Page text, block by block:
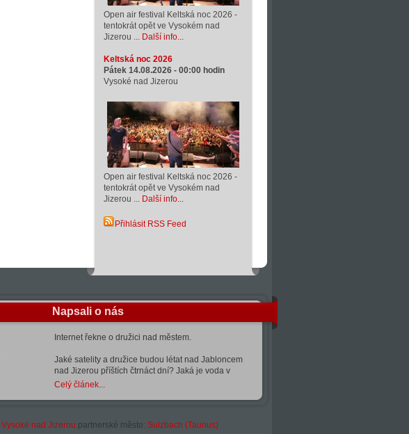
Open air festival Keltská noc 2026 -
tentokrát opět ve Vysokém nad
Jizerou ... Další info...
Keltská noc 2026
Pátek 14.08.2026 - 00:00 hodin
Vysoké nad Jizerou
Open air festival Keltská noc 2026 -
tentokrát opět ve Vysokém nad
Jizerou ... Další info...
Přihlásit RSS Feed
Napsali o nás
Internet řekne o družici nad městem.
Jaké satelity a družice budou létat nad Jabloncem
nad Jizerou příštích čtrnáct dní? Jaká je voda v
Celý článek...
Vysoké nad Jizerou partnerské město: Sulzbach (Taunus)